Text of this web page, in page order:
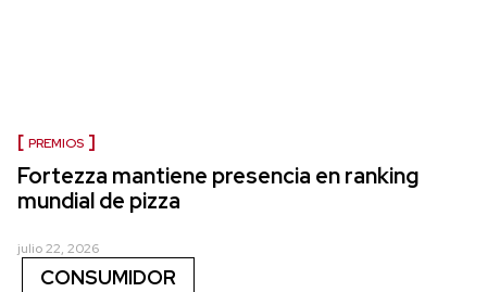
PREMIOS
Fortezza mantiene presencia en ranking
mundial de pizza
julio 22, 2026
CONSUMIDOR